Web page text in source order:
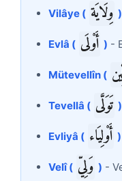
Vilâye ( وِلَايَة )
Evlâ ( أَوْلَى ) -
Mütevellîn (
Tevellâ ( تَوَلَّى )
Evliyâ ( أَوْلِيَاء )
Velî ( وَلِيّ ) -